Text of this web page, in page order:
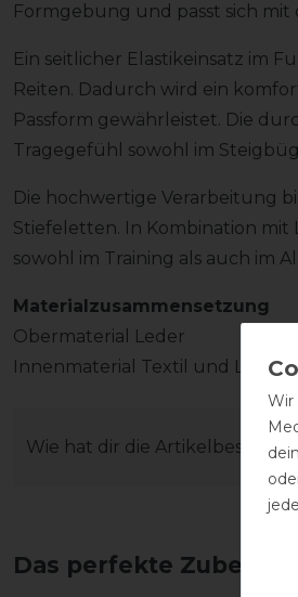
Formgebung und passt sich
Ein seitlicher Elastikeinsatz im
Reiten. Dadurch wird ein
Passform gewährleistet. Die
Tragegefühl sowohl im
Die hochwertige Verarbeitung
Stiefeletten. In Kombination mit
sowohl im Training als auch im
Materialzusammensetzung
Obermaterial Leder
Innenmaterial Textil und
Wie hat dir die
Das perfekte Zubehör
Wir